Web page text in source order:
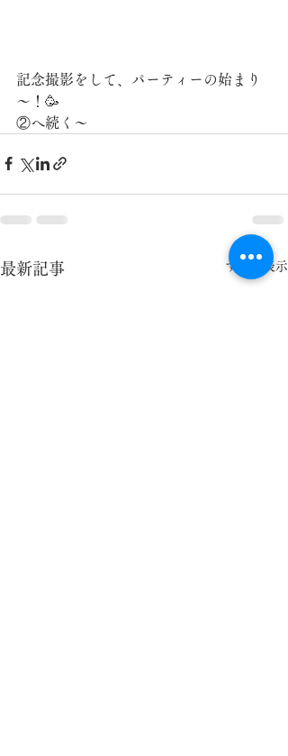
記念撮影をして、パーティーの始まり
～！🥳
②へ続く～
最新記事 すべて表示